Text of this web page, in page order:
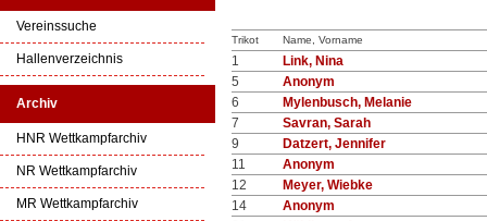
Vereinssuche
Hallenverzeichnis
Archiv
HNR Wettkampfarchiv
NR Wettkampfarchiv
MR Wettkampfarchiv
Trikot Name, Vorname
1
Link, Nina
5
Anonym
6
Mylenbusch, Melanie
7
Savran, Sarah
9
Datzert, Jennifer
11
Anonym
12
Meyer, Wiebke
14
Anonym